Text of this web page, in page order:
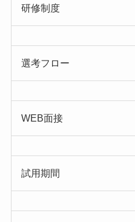
研修制度
選考フロー
WEB面接
試用期間